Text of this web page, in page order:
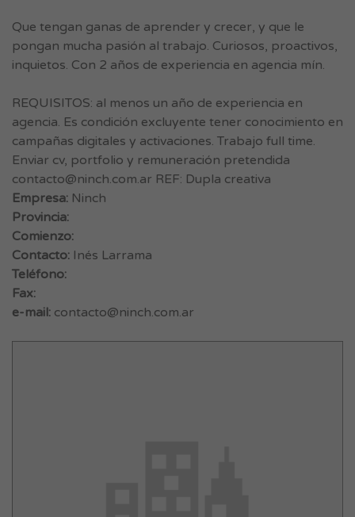
Que tengan ganas de aprender y crecer, y que le
pongan mucha pasión al trabajo. Curiosos, proactivos,
inquietos. Con 2 años de experiencia en agencia mín.
REQUISITOS: al menos un año de experiencia en
agencia. Es condición excluyente tener conocimiento en
campañas digitales y activaciones. Trabajo full time.
Enviar cv, portfolio y remuneración pretendida
contacto@ninch.com.ar REF: Dupla creativa
Empresa: Ninch
Provincia:
Comienzo:
Contacto: Inés Larrama
Teléfono:
Fax:
e-mail: contacto@ninch.com.ar